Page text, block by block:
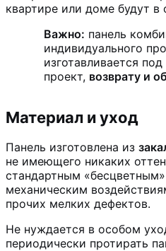
квартире или доме будут в
Важно: панель
индивидуального
изготавливается
проект, возврату и
Материал и уход
Панель изготовлена из
не имеющего никаких
стандартным
механическим
прочих мелких дефектов.
Не нуждается в особом
периодически протирать